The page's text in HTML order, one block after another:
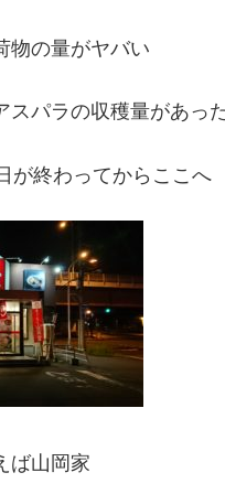
物の量がヤバい
スパラの収穫量があっ
が終わってからここへ
ば山岡家